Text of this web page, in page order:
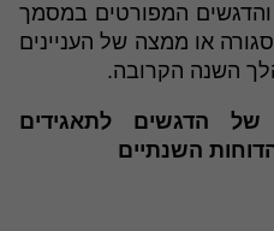
המפורטים במסמך
או ממצה של העניינים
השנה הקרובה.
הדגשים לתאגידים
השנתיים